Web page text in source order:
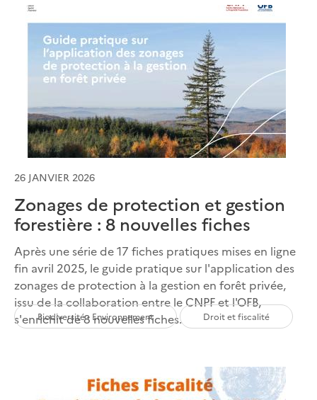
26 JANVIER 2026
Zonages de protection et gestion
forestière : 8 nouvelles fiches
Après une série de 17 fiches pratiques mises en ligne
fin avril 2025, le guide pratique sur l'application des
zonages de protection à la gestion en forêt privée,
issu de la collaboration entre le CNPF et l'OFB,
s'enrichit de 8 nouvelles fiches.
Biodiversité - Environnement Droit et fiscalité